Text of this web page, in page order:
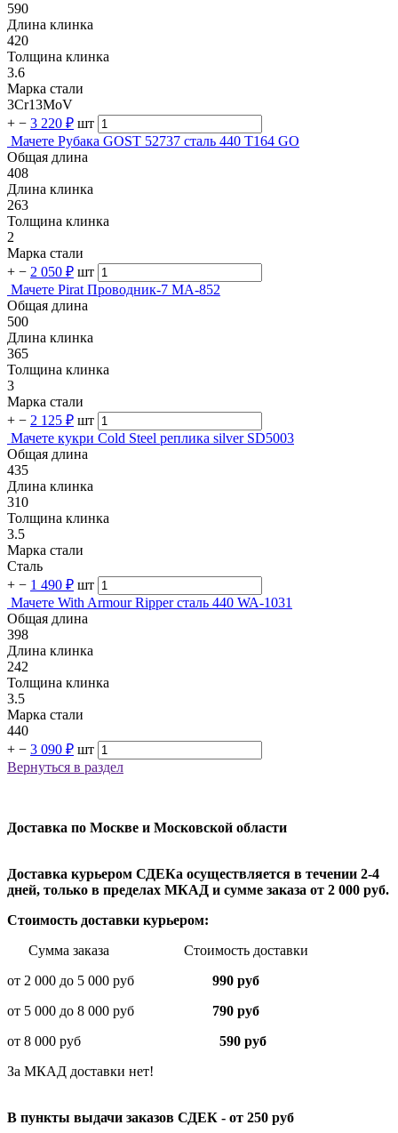
590
Длина клинка
420
Толщина клинка
3.6
Марка стали
3Cr13MoV
+ − 3 220 ₽ шт
Мачете Рубака GOST 52737 сталь 440 T164 GO
Общая длина
408
Длина клинка
263
Толщина клинка
2
Марка стали
+ − 2 050 ₽ шт
Мачете Pirat Проводник-7 МА-852
Общая длина
500
Длина клинка
365
Толщина клинка
3
Марка стали
+ − 2 125 ₽ шт
Мачете кукри Cold Steel реплика silver SD5003
Общая длина
435
Длина клинка
310
Толщина клинка
3.5
Марка стали
Сталь
+ − 1 490 ₽ шт
Мачете With Armour Ripper сталь 440 WA-1031
Общая длина
398
Длина клинка
242
Толщина клинка
3.5
Марка стали
440
+ − 3 090 ₽ шт
Вернуться в раздел
Доставка по Москве и Московской области
Доставка курьером СДЕКа осуществляется в течении 2-4
дней, только в пределах МКАД и сумме заказа от 2 000 руб.
Стоимость доставки курьером:
Сумма заказа Стоимость доставки
от 2 000 до 5 000 руб
990 руб
от 5 000 до 8 000 руб 790 руб
от 8 000 руб 590 руб
За МКАД доставки нет!
В пункты выдачи заказов СДЕК - от 250 руб